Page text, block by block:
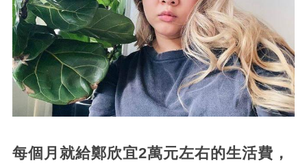
每個月就給鄭欣宜2萬元左右的生活費，